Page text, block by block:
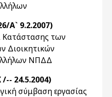
Α` 9.2.2007)
Κατάστασης των
Διοικητικών
ΝΠΔΔ
/-- 24.5.2004)
σύμβαση εργασίας